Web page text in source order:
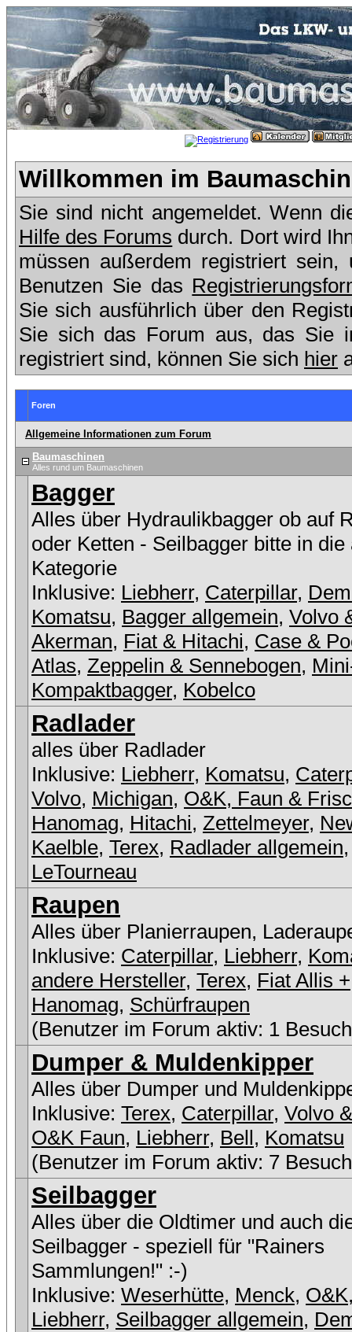
Willkommen im
Sie sind nicht angemeldet. Wenn
Hilfe des Forums durch. Dort wird
müssen außerdem registriert
Benutzen Sie das
Sie sich ausführlich über den
Sie sich das Forum aus, das Sie
registriert sind, können Sie sich hier
Foren
Allgemeine Informationen zum Forum
Baumaschinen
Alles rund um Baumaschinen
Bagger
Alles über Hydraulikbagger ob auf
oder Ketten - Seilbagger bitte in die
Kategorie
Inklusive: Liebherr, Caterpillar,
Komatsu, Bagger allgemein, Volvo
Akerman, Fiat & Hitachi, Case &
Atlas, Zeppelin & Sennebogen,
Kompaktbagger, Kobelco
Radlader
alles über Radlader
Inklusive: Liebherr, Komatsu,
Volvo, Michigan, O&K, Faun &
Hanomag, Hitachi, Zettelmeyer,
Kaelble, Terex, Radlader allgemein,
LeTourneau
Raupen
Alles über Planierraupen,
Inklusive: Caterpillar, Liebherr,
andere Hersteller, Terex, Fiat Allis +
Hanomag, Schürfraupen
(Benutzer im Forum aktiv: 1
Dumper & Muldenkipper
Alles über Dumper und
Inklusive: Terex, Caterpillar, Volvo
O&K Faun, Liebherr, Bell, Komatsu
(Benutzer im Forum aktiv: 7
Seilbagger
Alles über die Oldtimer und auch
Seilbagger - speziell für "Rainers
Sammlungen!" :-)
Inklusive: Weserhütte, Menck, O&K
Liebherr, Seilbagger allgemein,